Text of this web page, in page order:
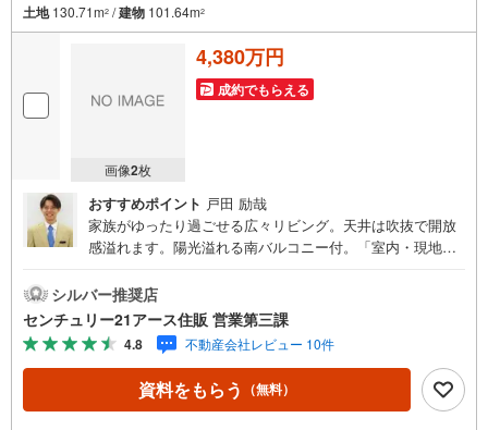
土地130.71m2 /建物 101.64m2
画像2枚
4,380万円
成約でもらえる
おすすめポイント 戸田 励哉
家族がゆったり過ごせる広々リビング。天井は吹抜で開放
感溢れます。陽光溢れる南バルコニー付。「室内・現地を
になります。【センチュリー21アース住販のポイント】◆
センチュリオン獲得店舗◆全国約970店舗あるセンチュリー
21のお店。その中でも、アメリカ本部が設ける一定基準を
満たした、上位4％しか受賞できない賞。それが「センチュ
リオン」です。弊社はそのセンチュリオンを2002年から欠
かすことなく取り続けております。◆住宅ローン相談会◆
シルバー推奨店
センチュリー21アース住販 営業第三課
4.8 不動産会社レビュー 10件
資料をもらう （無料）